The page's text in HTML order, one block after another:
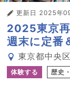
更新日 2025年
2025東京
週末に定番
東京都中央区
体験する 歴史